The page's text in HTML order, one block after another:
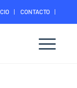
CONTACTO